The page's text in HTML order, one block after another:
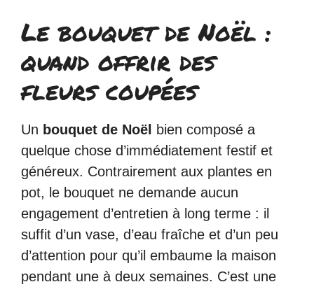
Le bouquet de Noël :
quand offrir des
fleurs coupées
Un bouquet de Noël
bien composé a
quelque chose d’immédiatement festif et
généreux. Contrairement aux plantes en
pot, le bouquet ne demande aucun
engagement d’entretien à long terme : il
suffit d’un vase, d’eau fraîche et d’un peu
d’attention pour qu’il embaume la maison
pendant une à deux semaines. C’est une